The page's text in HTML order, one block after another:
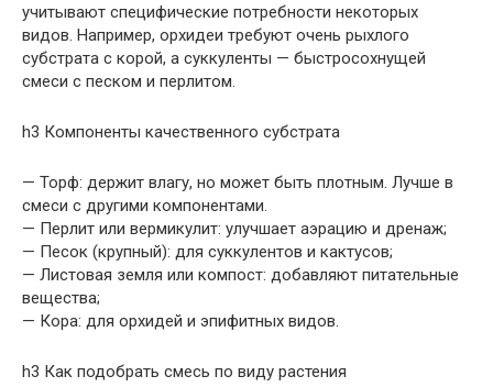
учитывают специфические потребности некоторых
видов. Например, орхидеи требуют очень рыхлого
субстрата с корой, а суккуленты — быстросохнущей
смеси с песком и перлитом.
h3 Компоненты качественного субстрата
— Торф: держит влагу, но может быть плотным. Лучше в
смеси с другими компонентами.
— Перлит или вермикулит: улучшает аэрацию и дренаж;
— Песок (крупный): для суккулентов и кактусов;
— Листовая земля или компост: добавляют питательные
вещества;
— Кора: для орхидей и эпифитных видов.
h3 Как подобрать смесь по виду растения